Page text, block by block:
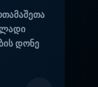
დონე